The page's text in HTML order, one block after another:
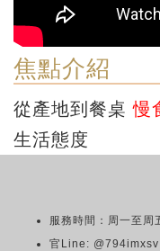
焦點介紹
從產地到餐桌慢
生活態度
服務時間：周一至
官Line: @794imxsv